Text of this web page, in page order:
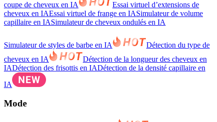
coupe de cheveux en IA
Essai virtuel d’extensions de
cheveux en IAEssai virtuel de frange en IASimulateur de volume
capillaire en IASimulateur de cheveux ondulés en IA
Simulateur de styles de barbe en IA
Détection du type de
cheveux en IA
Détection de la longueur des cheveux en
IADétection des frisottis en IADétection de la densité capillaire en
IA
Mode